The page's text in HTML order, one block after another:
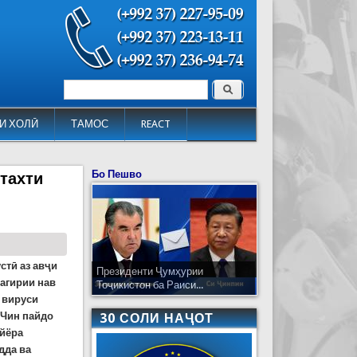
ХОЛӢ ТАМОС REACT
Форма поиска Поиск
аз авҷи
нав
пайдо
ва
Бо Пешво
Президенти Ҷумҳурии
Тоҷикистон ба Раиси...
30 СОЛИ НАҶОТ